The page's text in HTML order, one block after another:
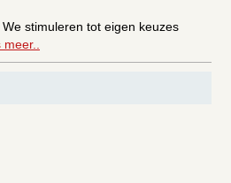
stimuleren tot eigen keuzes